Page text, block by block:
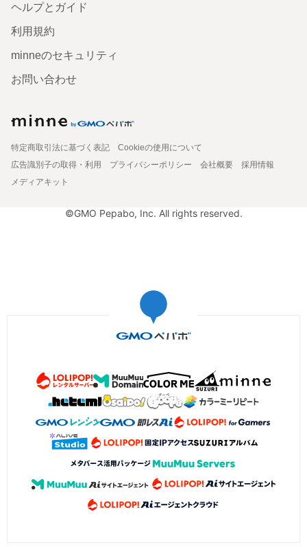
ヘルプとガイド
利用規約
minneのセキュリティ
お問い合わせ
特定商取引法に基づく表記
Cookieの使用について
広告識別子の取得・利用
プライバシーポリシー 会社概要
採用情報
メディアキット
©GMO Pepabo, Inc. All rights reserved.